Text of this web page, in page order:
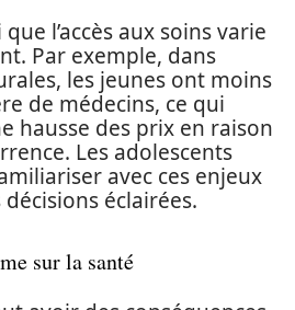
l’accès aux soins varie
Par exemple, dans
les jeunes ont moins
de médecins, ce qui
hausse des prix en raison
Les adolescents
avec ces enjeux
éclairées.
sur la santé